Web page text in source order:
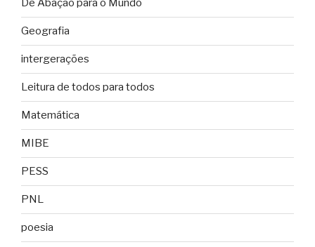
De Abação para o Mundo
Geografia
intergerações
Leitura de todos para todos
Matemática
MIBE
PESS
PNL
poesia